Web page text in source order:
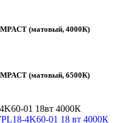
(матовый, 4000К)
(матовый, 6500К)
01 18вт 4000К
4K60-01 18 вт 4000К